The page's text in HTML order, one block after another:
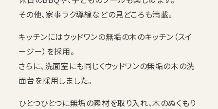
その他、家事ラク導線などの見どころも満載。
キッチンにはウッドワンの無垢の木のキッチン（スイ
ージー）を採用。
さらに、洗面室にも同じくウッドワンの無垢の木の洗
面台を採用しました。
ひとつひとつに無垢の素材を取り入れ、木のぬくもり